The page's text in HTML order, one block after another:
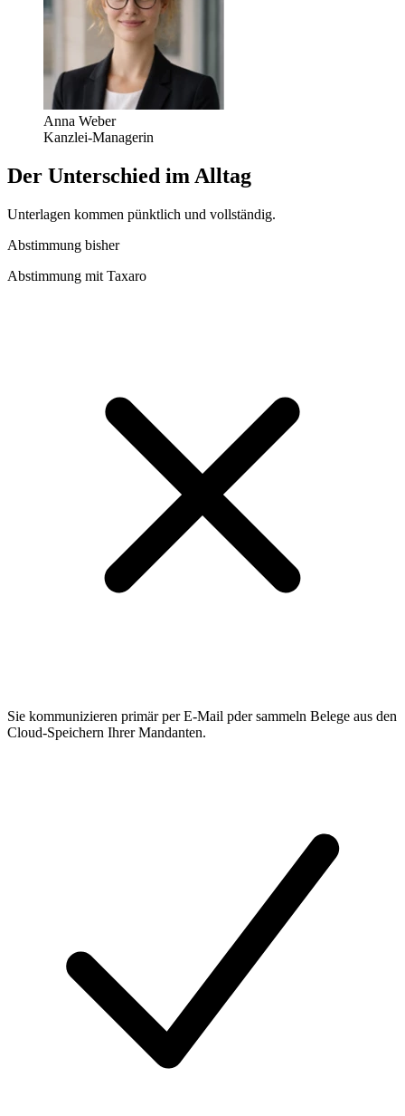
Anna Weber
Kanzlei-Managerin
Der Unterschied im Alltag
Unterlagen kommen pünktlich und vollständig.
Abstimmung bisher
Abstimmung mit Taxaro
Sie kommunizieren primär per E-Mail pder sammeln Belege aus den
Cloud-Speichern Ihrer Mandanten.